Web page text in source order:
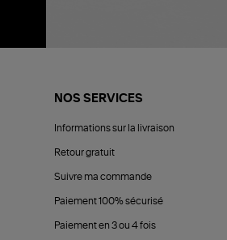
NOS SERVICES
Informations sur la livraison
Retour gratuit
Suivre ma commande
Paiement 100% sécurisé
Paiement en 3 ou 4 fois